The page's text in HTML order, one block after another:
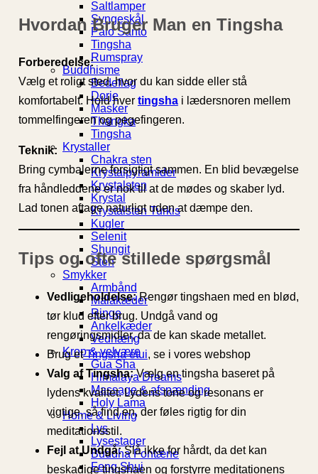
Saltlamper
Syngeskål
Palo Santo
Tingsha
Rumspray
Buddhisme
Bedeflag
Dorje
Masker
Thangka
Tingsha
Krystaller
Chakra sten
Krystalpyramider
Krystalsten
Krystal
Krystalsten Turkis
Kugler
Selenit
Shungit
Sten
Smykker
Armbånd
Malakæder
Ringe
Ankelkæder
Vedhæng
Krop & velvære
Gua Sha
Himalaya Dreams
Massage & afspænding
Holy Lama
Home & Living
Lys
Lysestager
Buddha Fontæne
Feng Shui
Hvordan Bruger Man en Tingsha
Forberedelse:
Vælg et roligt sted, hvor du kan sidde eller stå
komfortabelt. Hold hver tingshai lædersnoren mellem
tommelfingeren og pegefingeren.
Teknik:
Bring cymbalerne forsigtigt sammen. En blid bevægelse
fra håndleddene er nok til at de mødes og skaber lyd.
Lad tonen aftage naturligt uden at dæmpe den.
Tips og ofte stillede spørgsmål
Vedligeholdelse:Rengør tingshaen med en blød,
tør klud efter brug. Undgå vand og
rengøringsmidler, da de kan skade metallet.
Brug etTingsha etui, se i vores webshop
Valg af Tingsha:Vælg en tingsha baseret på
lydens kvalitet. Lydens tone og resonans er
vigtige, så find en, der føles rigtig for din
meditationsstil.
Fejl at Undgå:Slå ikke for hårdt, da det kan
beskadige tingshaen og forstyrre meditationens